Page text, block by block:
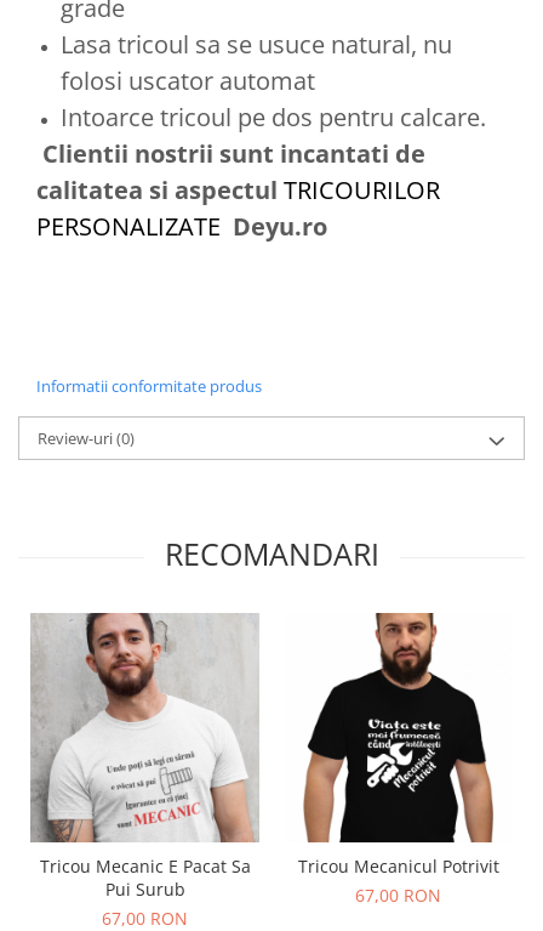
grade
Lasa tricoul sa se usuce natural, nu
folosi uscator automat
Intoarce tricoul pe dos pentru calcare.
Clientii nostrii sunt incantati de
calitatea si aspectul TRICOURILOR
PERSONALIZATE Deyu.ro
Informatii conformitate produs
Review-uri(0)
RECOMANDARI
Tricou Mecanic E Pacat Sa
Pui Surub
67,00 RON
Tricou Mecanicul Potrivit
67,00 RON